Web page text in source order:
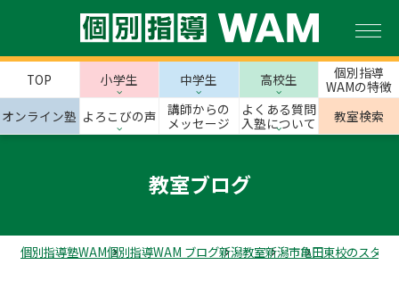
TOP 小学生 中学生 高校生
個別指導
WAMの特徴
オンライン塾 よろこびの声
講師からの
メッセージ
よくある質問
入塾について
教室検索
教室ブログ
個別指導塾WAM個別指導WAM ブログ新潟教室新潟市亀田東校のスタッ